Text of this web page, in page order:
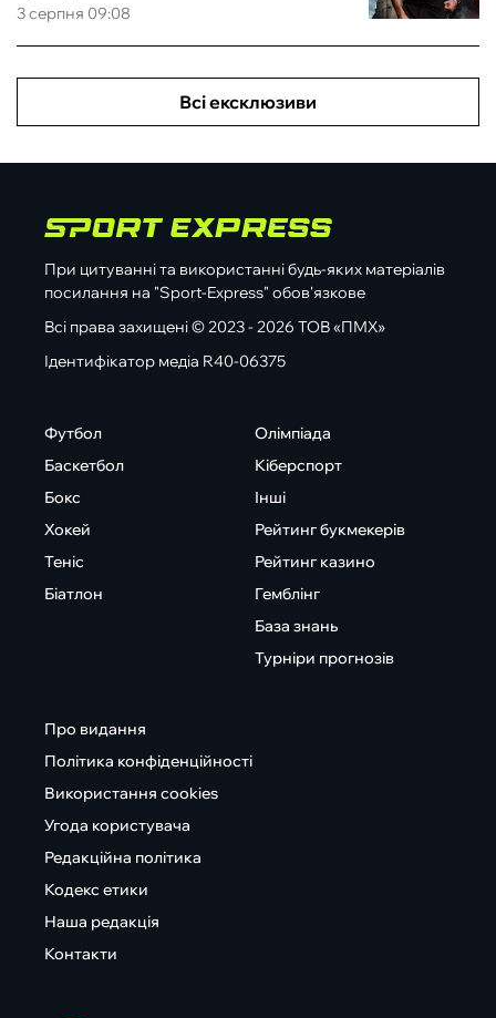
3 серпня 09:08
Всі ексклюзиви
При цитуванні та використанні будь-яких матеріалів
посилання на "Sport-Express" обов'язкове
Всі права захищені © 2023 - 2026 ТОВ «ПМХ»
Ідентифікатор медіа R40-06375
Футбол
Баскетбол
Бокс
Хокей
Теніс
Біатлон
Олімпіада
Кіберспорт
Інші
Рейтинг букмекерів
Рейтинг казино
Гемблінг
База знань
Турніри прогнозів
Про видання
Політика конфіденційності
Використання cookies
Угода користувача
Редакційна політика
Кодекс етики
Наша редакція
Контакти